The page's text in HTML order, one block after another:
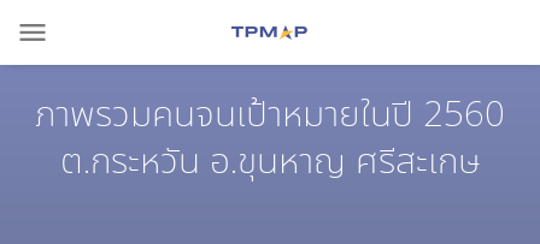
menu
ภาพรวมคนจนเป้าหมายในปี 2560
ต.กระหวัน อ.ขุนหาญ ศรีสะเกษ